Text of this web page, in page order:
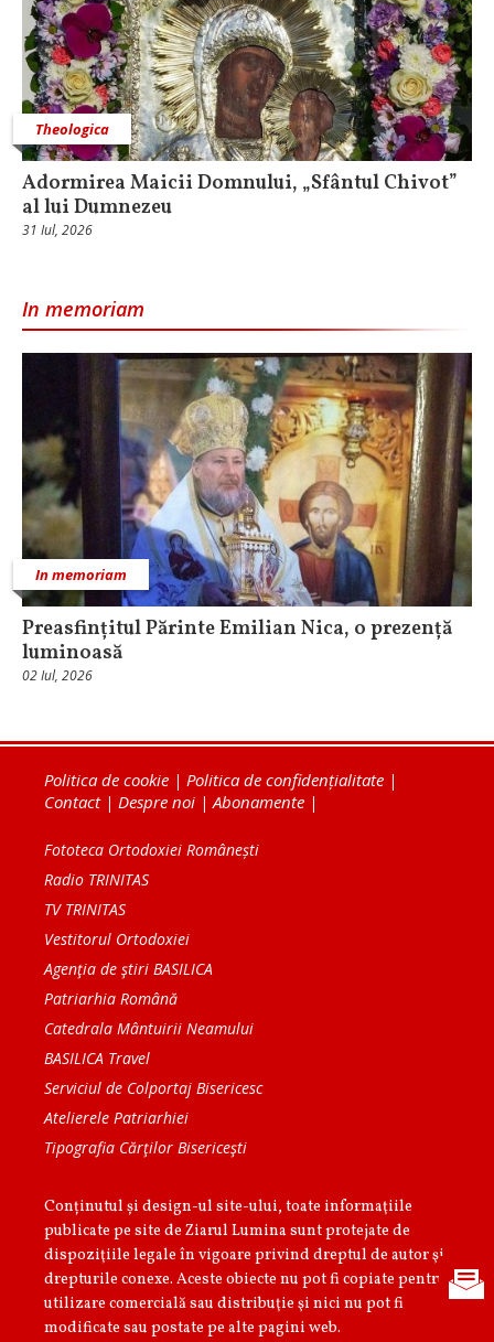
Theologica
Adormirea Maicii Domnului, „Sfântul Chivot”
al lui Dumnezeu
31 Iul, 2026
In memoriam
In memoriam
Preasfințitul Părinte Emilian Nica, o prezență
luminoasă
02 Iul, 2026
Politica de cookie | Politica de confidențialitate |
Contact| Despre noi | Abonamente |
Fototeca Ortodoxiei Românești
Radio TRINITAS
TV TRINITAS
Vestitorul Ortodoxiei
Agenţia de ştiri BASILICA
Patriarhia Română
Catedrala Mântuirii Neamului
BASILICA Travel
Serviciul de Colportaj Bisericesc
Atelierele Patriarhiei
Tipografia Cărţilor Bisericeşti
Conținutul și design-ul site-ului, toate informaţiile
publicate pe site de Ziarul Lumina sunt protejate de
dispoziţiile legale în vigoare privind dreptul de autor şi
drepturile conexe. Aceste obiecte nu pot fi copiate pentru
utilizare comercială sau distribuţie şi nici nu pot fi
modificate sau postate pe alte pagini web.